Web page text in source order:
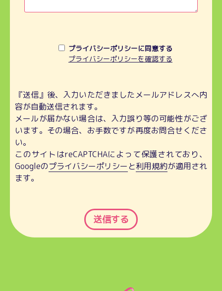
プライバシーポリシーに同意する
プライバシーポリシーを確認する
『送信』後、入力いただきましたメールアドレスへ内
容が自動送信されます。
メールが届かない場合は、入力誤り等の可能性がござ
います。その場合、お手数ですが再度お問合せくださ
い。
このサイトはreCAPTCHAによって保護されており、
Googleのプライバシーポリシーと利用規約が適用され
ます。